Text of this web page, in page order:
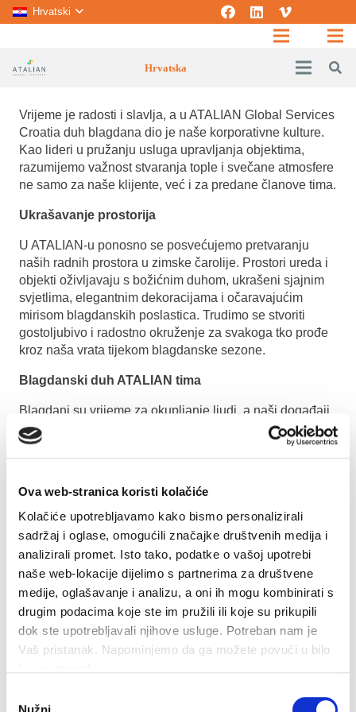
Ova web-stranica koristi kolačiće
Kolačiće upotrebljavamo kako bismo personalizirali
sadržaj i oglase, omogućili značajke društvenih medija i
analizirali promet. Isto tako, podatke o vašoj upotrebi
naše web-lokacije dijelimo s partnerima za društvene
medije, oglašavanje i analizu, a oni ih mogu kombinirati s
drugim podacima koje ste im pružili ili koje su prikupili
dok ste upotrebljavali njihove usluge. Potreban nam je
Vaš pristanak. Napominjemo da ga možete povući u bilo
Nužni
Hrvatski
Hrvatska
Vrijeme je radosti i slavlja, a u ATALIAN Global Services
Croatia duh blagdana dio je naše korporativne kulture.
Kao lideri u pružanju usluga upravljanja objektima,
razumijemo važnost stvaranja tople i svečane atmosfere
ne samo za naše klijente, već i za predane članove tima.
Ukrašavanje prostorija
U ATALIAN-u ponosno se posvećujemo pretvaranju
naših radnih prostora u zimske čarolije. Prostori ureda i
objekti oživljavaju s božićnim duhom, ukrašeni sjajnim
svjetlima, elegantnim dekoracijama i očaravajućim
mirisom blagdanskih poslastica. Trudimo se stvoriti
gostoljubivo i radostno okruženje za svakoga tko prođe
kroz naša vrata tijekom blagdanske sezone.
Blagdanski duh ATALIAN tima
Blagdani su vrijeme za okupljanje ljudi, a naši događaji
dobivaju svečani ton. Od razmjene darova tajnog Djeda
Božićnjaka do timskih izazova s blagdanskim motivima,
potičemo osjećaj zajedništva i jedinstva među našim
profesionalne veze, već dodaju dašak radosti radnom
mjestu, potičući pozitivnu i zajedničku atmosferu.
Blagdansko zajedništvo
ATALIAN nije samo predan pružanju vrhunskih usluga
upravljanja objektima, već i stvaranju pozitivnog utjecaja
na zajednice koje služimo. Tijekom blagdanske sezone
aktivno sudjelujemo u humanitarnim inicijativama,
podržavamo lokalne organizacije. Bilo da sudjelujemo u